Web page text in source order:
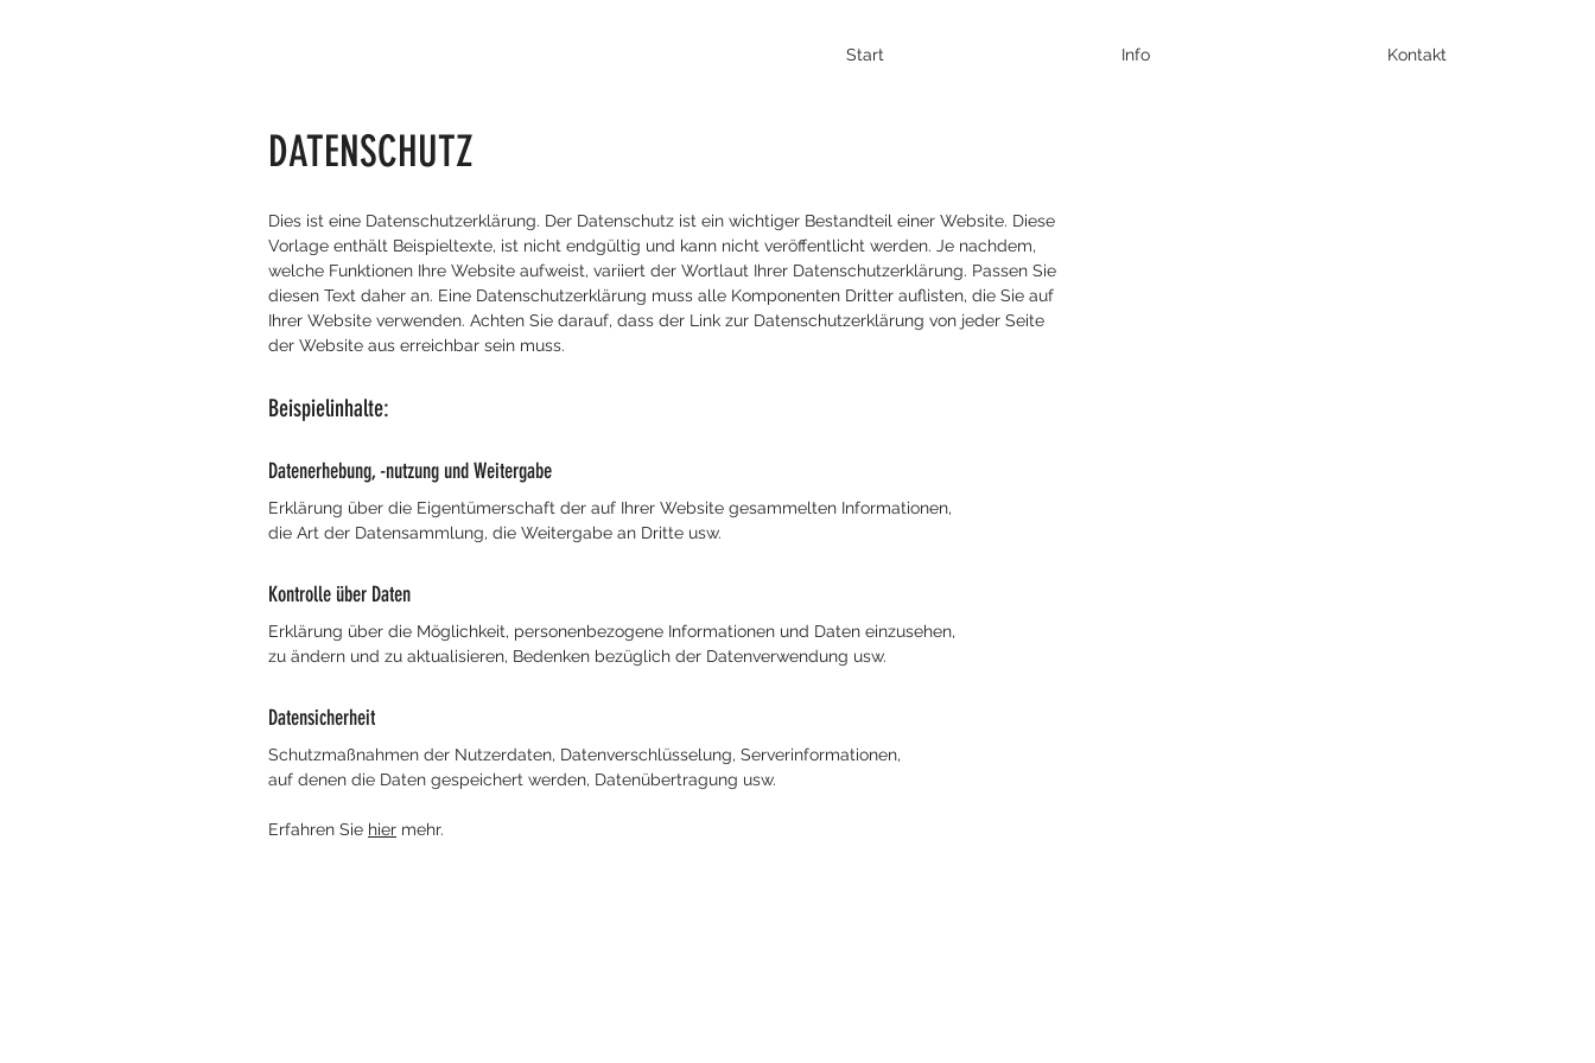
Start Info Kontakt
DATENSCHUTZ
Dies ist eine Datenschutzerklärung. Der Datenschutz ist ein wichtiger Bestandteil einer Website. Diese
Vorlage enthält Beispieltexte, ist nicht endgültig und kann nicht veröffentlicht werden. Je nachdem,
welche Funktionen Ihre Website aufweist, variiert der Wortlaut Ihrer Datenschutzerklärung. Passen Sie
diesen Text daher an. Eine Datenschutzerklärung muss alle Komponenten Dritter auflisten, die Sie auf
Ihrer Website verwenden. Achten Sie darauf, dass der Link zur Datenschutzerklärung von jeder Seite
der Website aus erreichbar sein muss.
Beispielinhalte:
Datenerhebung, -nutzung und Weitergabe
Erklärung über die Eigentümerschaft der auf Ihrer Website gesammelten Informationen,
die Art der Datensammlung, die Weitergabe an Dritte usw.
Kontrolle über Daten
Erklärung über die Möglichkeit, personenbezogene Informationen und Daten einzusehen,
zu ändern und zu aktualisieren, Bedenken bezüglich der Datenverwendung usw.
Datensicherheit
Schutzmaßnahmen der Nutzerdaten, Datenverschlüsselung, Serverinformationen,
auf denen die Daten gespeichert werden, Datenübertragung usw.
Erfahren Sie hier mehr.